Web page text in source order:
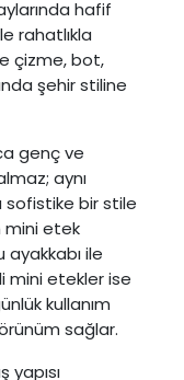
hafif
rahatlıkla
çizme, bot,
şehir stiline
genç ve
aynı
bir stile
mini etek
ile
mini etekler ise
kullanım
sağlar.
yapısı